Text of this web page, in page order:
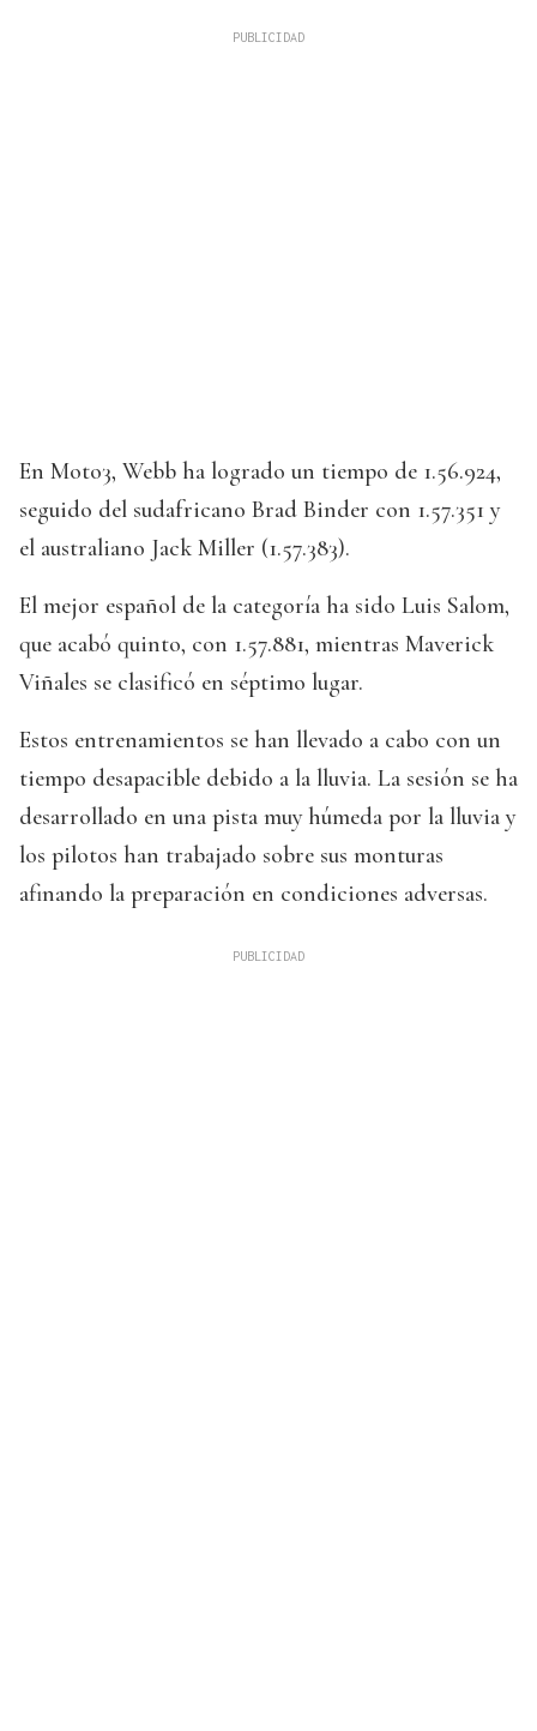
En Moto3, Webb ha logrado un tiempo de 1.56.924,
seguido del sudafricano Brad Binder con 1.57.351 y
el australiano Jack Miller (1.57.383).
El mejor español de la categoría ha sido Luis Salom,
que acabó quinto, con 1.57.881, mientras Maverick
Viñales se clasificó en séptimo lugar.
Estos entrenamientos se han llevado a cabo con un
tiempo desapacible debido a la lluvia. La sesión se ha
desarrollado en una pista muy húmeda por la lluvia y
los pilotos han trabajado sobre sus monturas
afinando la preparación en condiciones adversas.